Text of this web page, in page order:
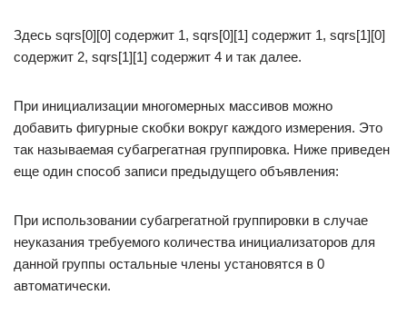
Здесь sqrs[0][0] содержит 1, sqrs[0][1] содержит 1, sqrs[1][0]
содержит 2, sqrs[1][1] содержит 4 и так далее.
При инициализации многомерных массивов можно
добавить фигурные скобки вокруг каждого измерения. Это
так называемая субагрегатная группировка. Ниже приведен
еще один способ записи предыдущего объявления:
При использовании субагрегатной группировки в случае
неуказания требуемого количества инициализаторов для
данной группы остальные члены установятся в 0
автоматически.